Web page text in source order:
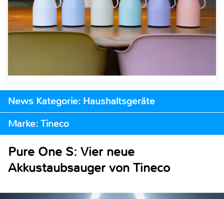
News Kategorie: Haushaltsgeräte
Marke: Tineco
Pure One S: Vier neue
Akkustaubsauger von Tineco